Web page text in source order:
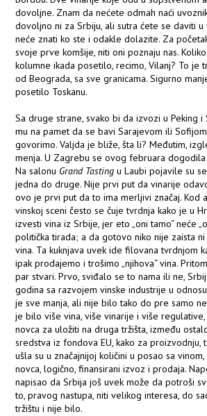
dovoljne. Znam da nećete odmah naći
dovoljno ni za Srbiju, ali sutra ćete se daviti u
neće znati ko ste i odakle dolazite. Za
svoje prve komšije, niti oni poznaju nas.
kolumne ikada posetilo, recimo, Vilanj? To je
od Beograda, sa sve granicama. Sigurno
posetilo Toskanu.
Sa druge strane, svako bi da izvozi u Peking i
mu na pamet da se bavi Sarajevom ili
govorimo. Valjda je bliže, šta li? Međutim,
menja. U Zagrebu se ovog februara dogodila
Na salonu Grand Tasting u Laubi pojavile su
jedna do druge. Nije prvi put da vinarije
ovo je prvi put da to ima merljivi značaj. Kod
vinskoj sceni često se čuje tvrdnja kako je u
izvesti vina iz Srbije, jer eto „oni tamo“ neće
politička tirada; a da gotovo niko nije zaista
vina. Ta kuknjava uvek ide filovana tvrdnjom
ipak prodajemo i trošimo „njihova“ vina.
par stvari. Prvo, sviđalo se to nama ili ne,
godina sa razvojem vinske industrije u
je sve manja, ali nije bilo tako do pre samo
je bilo više vina, više vinarije i više
novca za uložiti na druga tržišta, između
sredstva iz fondova EU, kako za proizvodnju,
ušla su u značajnijoj količini u posao sa
novca, logično, finansirani izvoz i prodaja.
napisao da Srbija još uvek može da potroši
to, pravog nastupa, niti velikog interesa, do
tržištu i nije bilo.